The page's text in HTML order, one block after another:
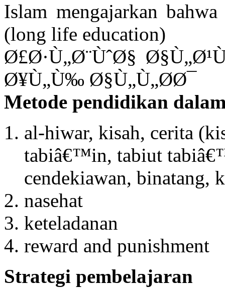
Islam mengajarkan
(long life education)
Ø£Ø·Ù„Ø¨ÙˆØ§
Ø¥Ù„Ù‰ Ø§Ù„Ù„Ø­Ø¯
Metode pendidikan
al-hiwar, kisah, cerita
tabiâ€™in, tabiut
cendekiawan, binatang,
nasehat
keteladanan
reward and punishment
Strategi pembelajaran